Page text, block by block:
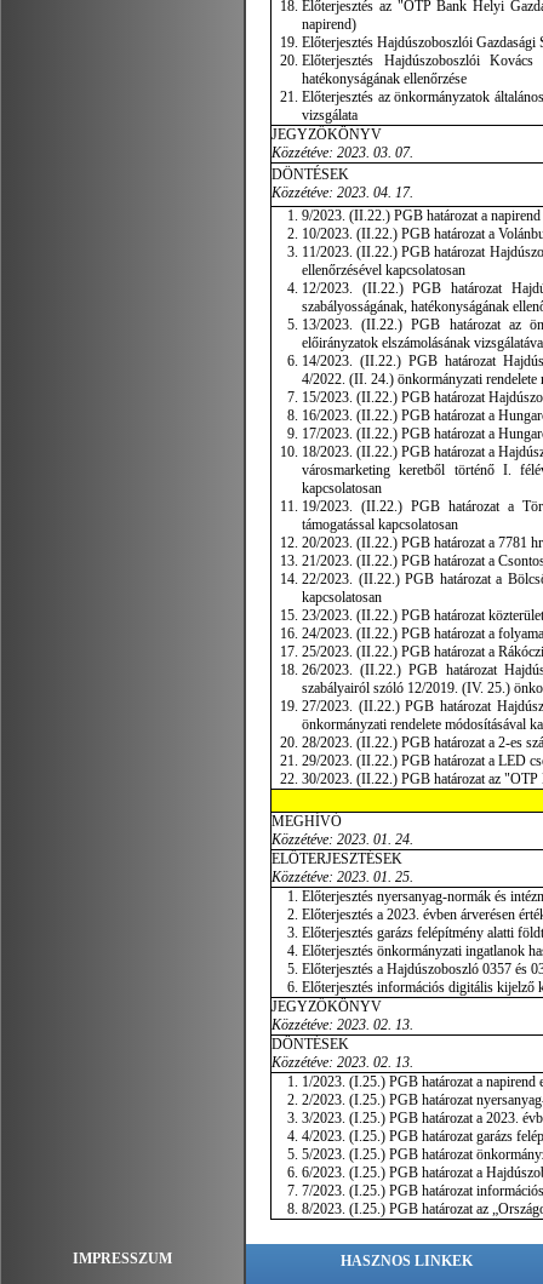
Előterjesztés az "OTP Bank Helyi
napirend)
Előterjesztés Hajdúszoboszlói Gazdasági
Előterjesztés Hajdúszoboszlói
hatékonyságának ellenőrzése
Előterjesztés az önkormányzatok
vizsgálata
JEGYZŐKÖNYV
Közzétéve: 2023. 03. 07.
DÖNTÉSEK
Közzétéve: 2023. 04. 17.
9/2023. (II.22.) PGB határozat a napirend
10/2023. (II.22.) PGB határozat a
11/2023. (II.22.) PGB határozat
ellenőrzésével kapcsolatosan
12/2023. (II.22.) PGB határozat
szabályosságának, hatékonyságának
13/2023. (II.22.) PGB határozat az
előirányzatok elszámolásának
14/2023. (II.22.) PGB határozat
4/2022. (II. 24.) önkormányzati rendelete
15/2023. (II.22.) PGB határozat
16/2023. (II.22.) PGB határozat a
17/2023. (II.22.) PGB határozat a
18/2023. (II.22.) PGB határozat a
városmarketing keretből történő I.
kapcsolatosan
19/2023. (II.22.) PGB határozat a
támogatással kapcsolatosan
20/2023. (II.22.) PGB határozat a 7781
21/2023. (II.22.) PGB határozat a
22/2023. (II.22.) PGB határozat a
kapcsolatosan
23/2023. (II.22.) PGB határozat
24/2023. (II.22.) PGB határozat a
25/2023. (II.22.) PGB határozat a
26/2023. (II.22.) PGB határozat
szabályairól szóló 12/2019. (IV. 25.)
27/2023. (II.22.) PGB határozat
önkormányzati rendelete módosításával
28/2023. (II.22.) PGB határozat a 2-es
29/2023. (II.22.) PGB határozat a LED
30/2023. (II.22.) PGB határozat az "OTP
MEGHÍVÓ
Közzétéve: 2023. 01. 24.
ELŐTERJESZTÉSEK
Közzétéve: 2023. 01. 25.
Előterjesztés nyersanyag-normák és
Előterjesztés a 2023. évben árverésen
Előterjesztés garázs felépítmény alatti
Előterjesztés önkormányzati ingatlanok
Előterjesztés a Hajdúszoboszló 0357 és
Előterjesztés információs digitális kijelző
JEGYZŐKÖNYV
Közzétéve: 2023. 02. 13.
DÖNTÉSEK
Közzétéve: 2023. 02. 13.
1/2023. (I.25.) PGB határozat a napirend
2/2023. (I.25.) PGB határozat
3/2023. (I.25.) PGB határozat a 2023.
4/2023. (I.25.) PGB határozat garázs
5/2023. (I.25.) PGB határozat
6/2023. (I.25.) PGB határozat a
7/2023. (I.25.) PGB határozat
8/2023. (I.25.) PGB határozat az
IMPRESSZUM
HASZNOS LINKEK